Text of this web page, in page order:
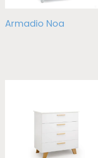
Armadio Noa